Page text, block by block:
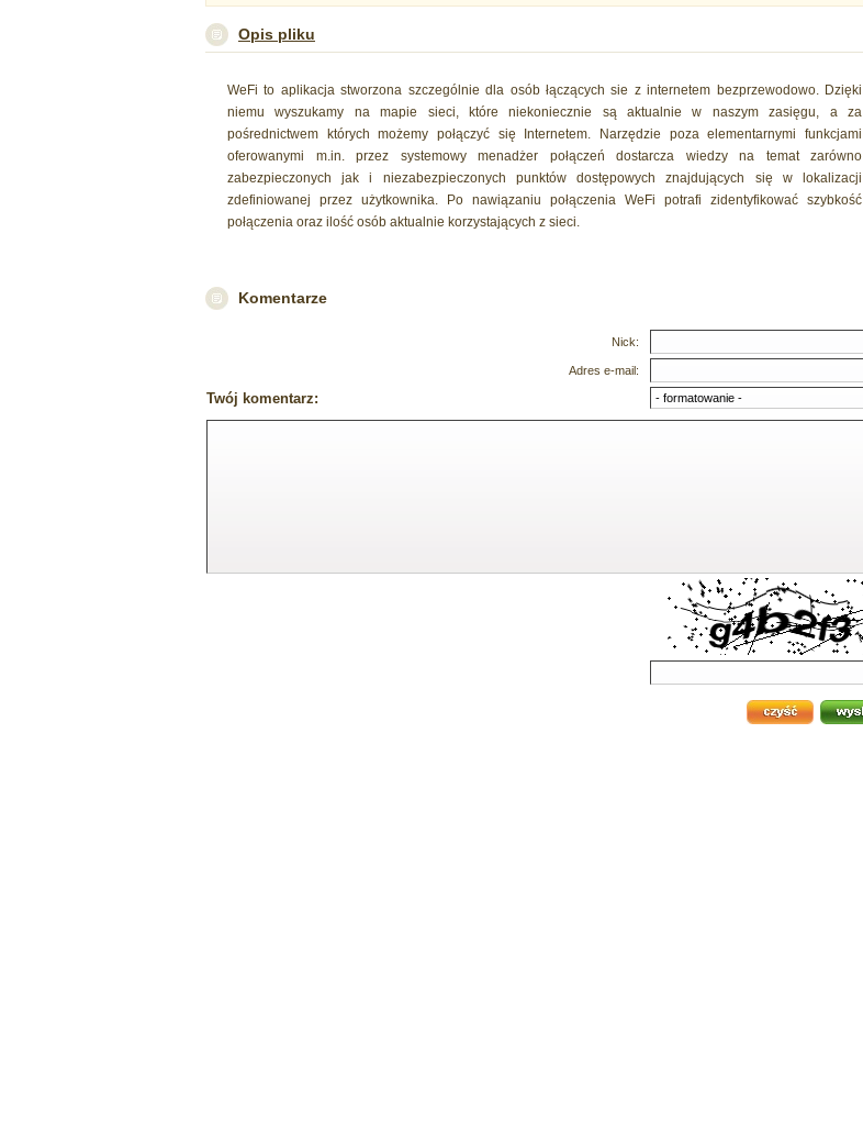
Opis pliku
WeFi to aplikacja stworzona szczególnie dla osób łączących sie z internetem bezprzewodowo. Dzięki
niemu wyszukamy na mapie sieci, które niekoniecznie są aktualnie w naszym zasięgu, a za
pośrednictwem których możemy połączyć się Internetem. Narzędzie poza elementarnymi funkcjami
oferowanymi m.in. przez systemowy menadżer połączeń dostarcza wiedzy na temat zarówno
zabezpieczonych jak i niezabezpieczonych punktów dostępowych znajdujących się w lokalizacji
zdefiniowanej przez użytkownika. Po nawiązaniu połączenia WeFi potrafi zidentyfikować szybkość
połączenia oraz ilość osób aktualnie korzystających z sieci.
Komentarze
Nick:
Adres e-mail:
Twój komentarz: